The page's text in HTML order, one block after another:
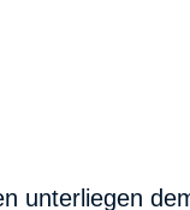
unterliegen